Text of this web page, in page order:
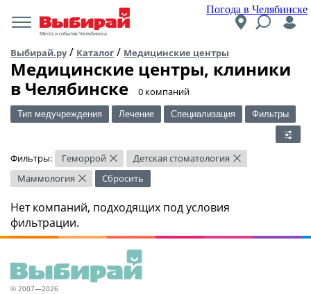
Погода в Челябинске
Места и события Челябинска
Выбирай.ру/ Каталог / Медицинские центры
Медицинские центры, клиники
в Челябинске
​0 компаний
Тип медучреждения Лечение Специализация Фильтры
Фильтры: Геморрой × Детская стоматология ×
Маммология × Сбросить
Нет компаний, подходящих под условия
фильтрации.
© 2007—2026